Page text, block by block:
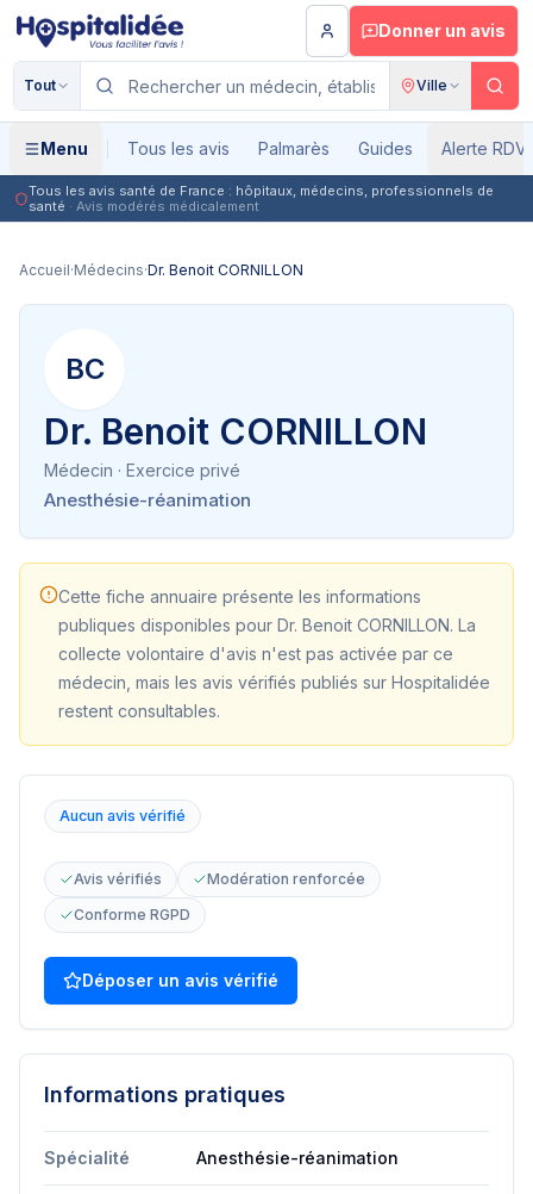
Aller au contenu principal
Donner un avis
Tout Ville
Menu Tous les avis Palmarès Guides Alerte RDV
Tous les avis santé de France : hôpitaux, médecins, professionnels de
santé · Avis modérés médicalement
Accueil·Médecins·Dr. Benoit CORNILLON
BC
Dr. Benoit CORNILLON
Médecin · Exercice privé
Anesthésie-réanimation
Cette fiche annuaire présente les informations
publiques disponibles pour Dr. Benoit CORNILLON. La
collecte volontaire d'avis n'est pas activée par ce
médecin, mais les avis vérifiés publiés sur Hospitalidée
restent consultables.
Aucun avis vérifié
Avis vérifiés
Modération renforcée
Conforme RGPD
Déposer un avis vérifié
Informations pratiques
Spécialité Anesthésie-réanimation